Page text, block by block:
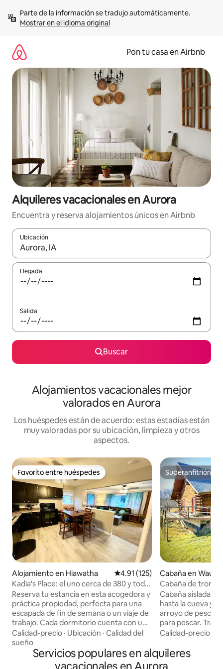
contenidoMostrar en el idioma original
Pon tu casa en Airbnb
Alquileres vacacionales en Aurora
Encuentra y reserva alojamientos únicos en Airbnb
Ubicación
Cuando los resultados estén disponibles, navega con las
Llegada
Salida
Buscar
Alojamientos vacacionales mejor
valorados en Aurora
Los huéspedes están de acuerdo: estas estadías están
muy valoradas por su ubicación, limpieza y otros
aspectos.
Favorito entre huéspedes
Favorito entre huéspedes
Alojamiento en Hiawatha Calificación promedio: 4.91 de
4.91 (125)
Kadia's Place: el uno cerca de 380 y todo
lo demás
Reserva tu estancia en esta acogedora y
práctica propiedad, perfecta para una
escapada de fin de semana o un viaje de
trabajo. Cada dormitorio cuenta con un
televisor para tu entretenimiento.
Estarás a solo unos pasos de la I-380, con
Walmart, Lowe's y opciones
gastronómicas populares como
Calidad-precio · Ubicación · Calidad del
sueño
Superanfitrión
Superanfitrión
Cabaña en
Cabaña de
jacuzzi exterior
Cabaña aislada,
hasta la cueva y
arroyo de pesca
para pescar.
senderos
por día
Priarie Du Chein,
Calidad-precio
Servicios populares en alquileres